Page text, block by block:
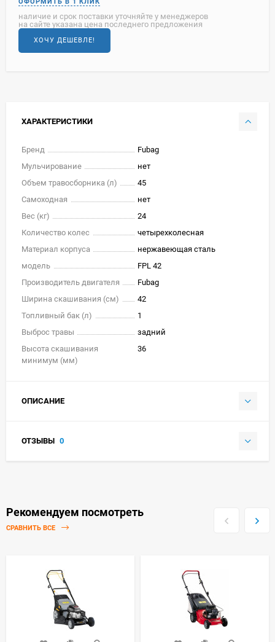
наличие и срок поставки уточняйте у менеджеров
на сайте указана цена последнего предложения
ХОЧУ ДЕШЕВЛЕ!
ХАРАКТЕРИСТИКИ
Бренд
Fubag
Мульчирование
нет
Объем травосборника (л)
45
Самоходная
нет
Вес (кг)
24
Количество колес
четырехколесная
Материал корпуса
нержавеющая сталь
модель
FPL 42
Производитель двигателя
Fubag
Ширина скашивания (см)
42
Топливный бак (л)
1
Выброс травы
задний
Высота скашивания
минимум (мм)
36
ОПИСАНИЕ
ОТЗЫВЫ 0
Рекомендуем посмотреть
СРАВНИТЬ ВСЕ